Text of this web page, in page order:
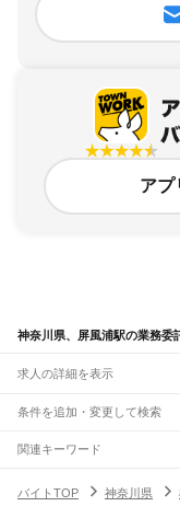
アプ
神奈川県、屏風浦駅の業務委
求人の詳細を表示
条件を追加・変更して検索
市区町村を追加・変更
神奈川県
すべて
駅を追加・変更
関連キーワード
バイトTOP
神奈川県